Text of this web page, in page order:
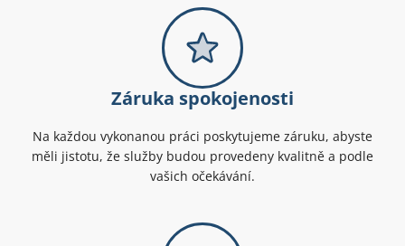
Záruka spokojenosti
Na každou vykonanou práci poskytujeme záruku, abyste
měli jistotu, že služby budou provedeny kvalitně a podle
vašich očekávání.